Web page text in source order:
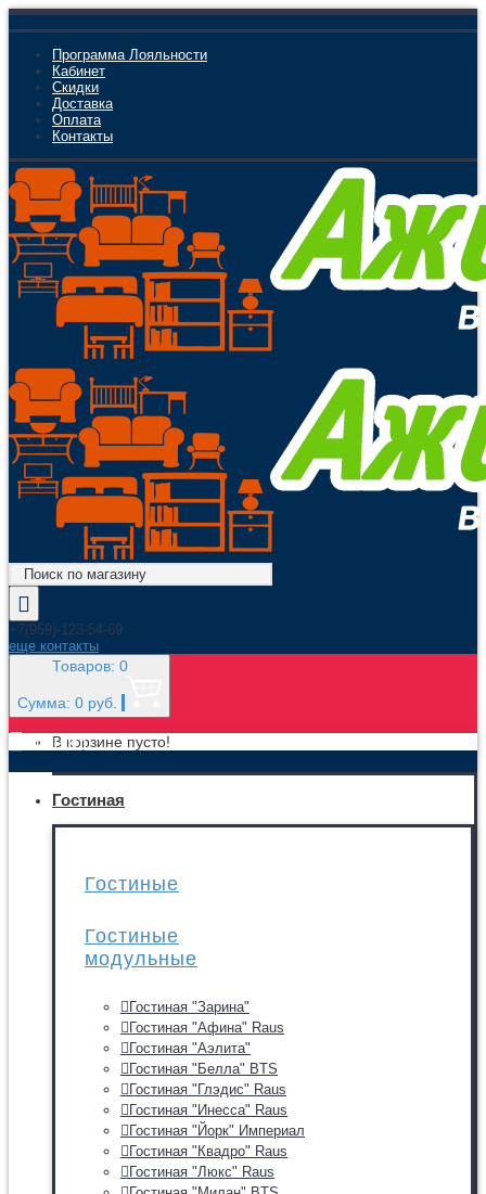
Программа Лояльности
Кабинет
Скидки
Доставка
Оплата
Контакты
+7(959)-123-54-69
еще контакты
Товаров: 0
Сумма: 0 руб.
В корзине пусто!
МЕНЮ
Гостиная
Гостиные
Гостиные
модульные
Гостиная "Зарина"
Гостиная "Афина" Raus
Гостиная "Аэлита"
Гостиная "Белла" BTS
Гостиная "Глэдис" Raus
Гостиная "Инесса" Raus
Гостиная "Йорк" Империал
Гостиная "Квадро" Raus
Гостиная "Люкс" Raus